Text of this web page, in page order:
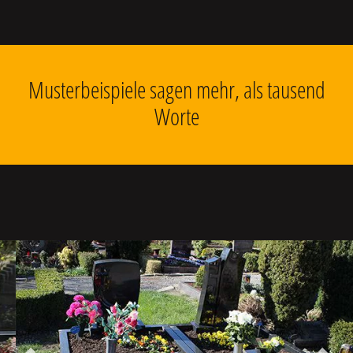
Musterbeispiele sagen mehr, als tausend
Worte